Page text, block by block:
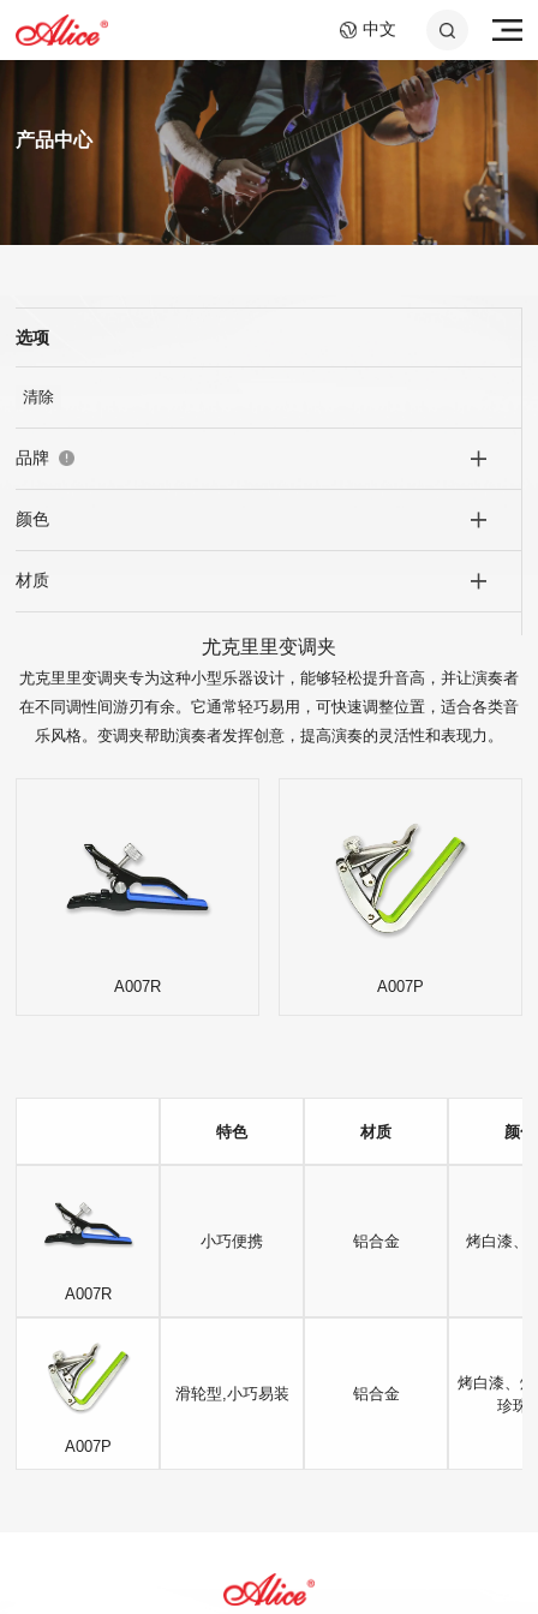
中文
AWR58-7SL 09-58超轻
弦,七弦镀镍合金电吉他
弦,镍钢电吉他弦
A807 钢绳芯镍铬大提琴
弦
琴弦
A046C 钢环指套 -长加
短套装
产品中心
选项
清除
品牌
颜色
材质
尤克里里变调夹
尤克里里变调夹专为这种小型乐器设计，能够轻松提升音高，并让演奏者
在不同调性间游刃有余。它通常轻巧易用，可快速调整位置，适合各类音
乐风格。变调夹帮助演奏者发挥创意，提高演奏的灵活性和表现力。
A007R A007P
特色 材质 颜色
A007R
小巧便携 铝合金 烤白漆、
A007P
滑轮型,小巧易装 铝合金
烤白漆、
珍珠